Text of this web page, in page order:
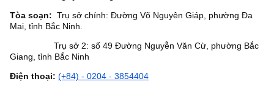
Tòa soạn: Trụ sở chính: Đường Võ Nguyên Giáp, phường Đa
Mai, tỉnh Bắc Ninh.
Trụ sở 2: số 49 Đường Nguyễn Văn Cừ, phường Bắc
Giang, tỉnh Bắc Ninh
Điện thoại: (+84) - 0204 - 3854404